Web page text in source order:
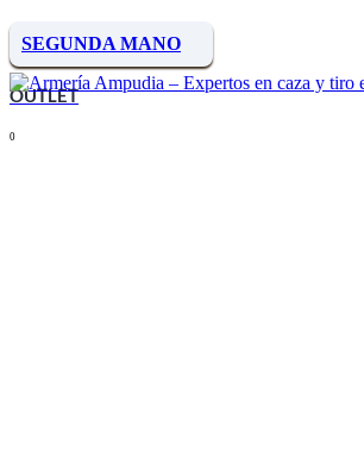
SEGUNDA MANO
OUTLET
0